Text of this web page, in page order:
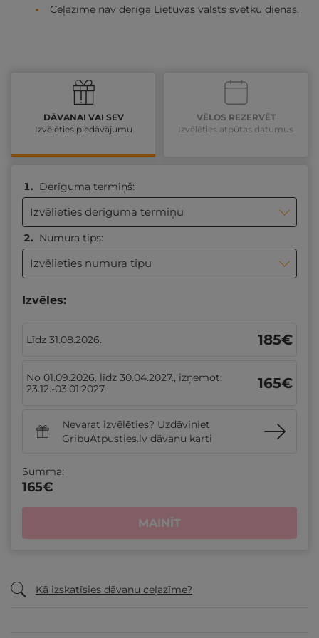
Ceļazīme nav derīga Lietuvas valsts svētku dienās.
VĒLOS REZERVĒT
Izvēlēties atpūtas datumus
DĀVANAI VAI SEV
Izvēlēties piedāvājumu
Derīguma termiņš:
Izvēlieties derīguma termiņu
Numura tips:
Izvēlieties numura tipu
Izvēles:
Līdz 31.08.2026. 185€
No 01.09.2026. līdz 30.04.2027., izņemot:
23.12.-03.01.2027.
165€
Nevarat izvēlēties? Uzdāviniet
GribuAtpusties.lv dāvanu karti
Summa:
165€
MAINĪT
Kā izskatīsies dāvanu ceļazīme?